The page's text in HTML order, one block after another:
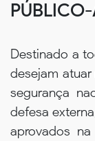
Destinado a
desejam
segurança
defesa
aprovados